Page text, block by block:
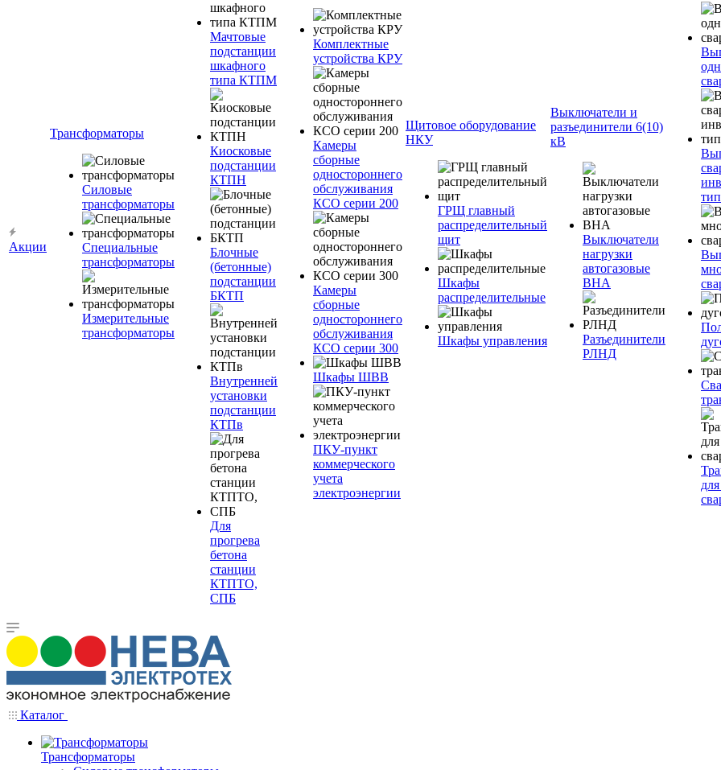
Акции
Трансформаторы
Силовые
трансформаторы
Специальные
трансформаторы
Измерительные
трансформаторы
Мачтовые
подстанции
шкафного
типа КТПМ
Киосковые
подстанции
КТПН
Блочные
(бетонные)
подстанции
БКТП
Внутренней
установки
подстанции
КТПв
Для
прогрева
бетона
станции
КТПТО,
СПБ
Комплектные
устройства КРУ
Камеры
сборные
одностороннего
обслуживания
КСО серии 200
Камеры
сборные
одностороннего
обслуживания
КСО серии 300
Шкафы ШВВ
ПКУ-пункт
коммерческого
учета
электроэнергии
Щитовое оборудование
НКУ
ГРЩ главный
распределительный
щит
Шкафы
распределительные
Шкафы управления
Выключатели и
разъединители 6(10)
кВ
Выключатели
нагрузки
автогазовые
ВНА
Разъединители
РЛНД
Каталог
Трансформаторы